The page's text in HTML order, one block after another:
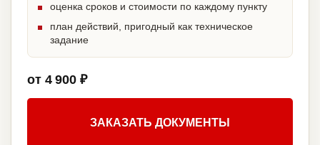
оценка сроков и стоимости по каждому пункту
план действий, пригодный как техническое
задание
от 4 900 ₽
ЗАКАЗАТЬ ДОКУМЕНТЫ